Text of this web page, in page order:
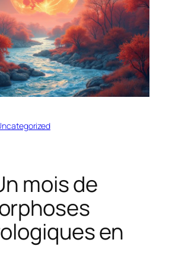
mois de
en